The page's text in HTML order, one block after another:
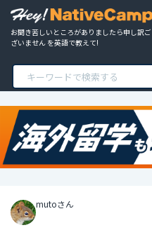
お聞き苦しいところがありましたら申し訳ご
ざいません を英語で教えて!
mutoさん